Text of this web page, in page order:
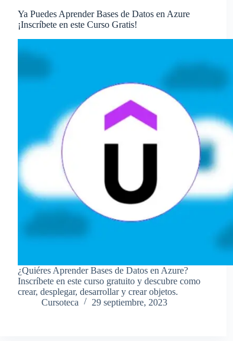
Ya Puedes Aprender Bases de Datos en Azure
¡Inscríbete en este Curso Gratis!
¿Quiéres Aprender Bases de Datos en Azure?
Inscríbete en este curso gratuito y descubre como
crear, desplegar, desarrollar y crear objetos.
Cursoteca
29 septiembre, 2023